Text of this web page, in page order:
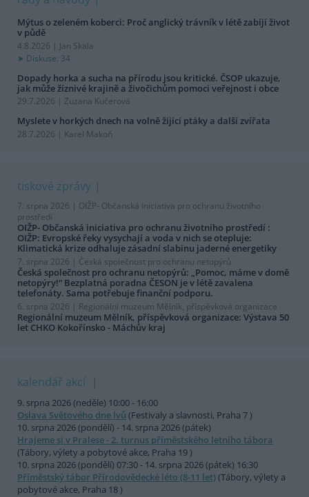
Mýtus o zeleném koberci: Proč anglický trávník v létě zabíjí život
v půdě
4.8.2026 | Jan Skala
Diskuse: 34
Dopady horka a sucha na přírodu jsou kritické. ČSOP ukazuje,
jak může žíznivé krajině a živočichům pomoci veřejnost i obce
29.7.2026 | Zuzana Kučerová
Myslete v horkých dnech na volně žijící ptáky a další zvířata
28.7.2026 | Karel Makoň
tiskové zprávy
7. srpna 2026 | OIŽP- Občanská iniciativa pro ochranu životního
prostředí
OIŽP- Občanská iniciativa pro ochranu životního prostředí :
OIŽP: Evropské řeky vysychají a voda v nich se otepluje:
Klimatická krize odhaluje zásadní slabinu jaderné energetiky
7. srpna 2026 | Česká společnost pro ochranu netopýrů
Česká společnost pro ochranu netopýrů: „Pomoc, máme v domě
netopýry!“ Bezplatná poradna ČESON je v létě zavalena
telefonáty. Sama potřebuje finanční podporu.
6. srpna 2026 | Regionální muzeum Mělník, příspěvková organizace
Regionální muzeum Mělník, příspěvková organizace: Výstava 50
let CHKO Kokořínsko - Máchův kraj
kalendář akcí
9. srpna 2026 (neděle) 10:00 - 16:00
Oslava Světového dne lvů (Festivaly a slavnosti, Praha 7 )
10. srpna 2026 (pondělí) - 14. srpna 2026 (pátek)
Hrajeme si v Pralese - 2. turnus příměstského letního tábora
(Tábory, výlety a pobytové akce, Praha 19 )
10. srpna 2026 (pondělí) 07:30 - 14. srpna 2026 (pátek) 16:30
Příměstský tábor Přírodovědecké léto (8-11 let)(Tábory, výlety a
pobytové akce, Praha 18 )